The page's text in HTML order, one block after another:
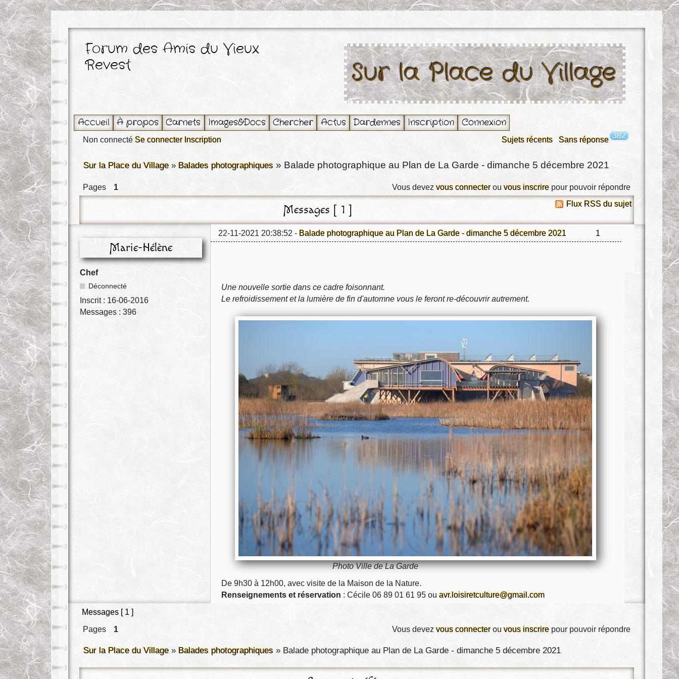
Sur la Place du Village
Forum des Amis du Vieux
Revest
Accueil À propos Carnets Images&Docs Chercher Actus Dardennes Inscription Connexion
Non connecté Se connecter Inscription Sujets récents Sans réponse 382
Sur la Place du Village » Balades photographiques » Balade photographique au Plan de La Garde - dimanche 5 décembre 2021
Pages 1 Vous devezvous connecter ouvous inscrire pour pouvoir répondre
Flux RSS du sujet
Messages [ 1 ]
1
Marie-Hélène
22-11-2021 20:38:52 - Balade photographique au Plan de La Garde - dimanche 5 décembre 2021
Chef
Déconnecté
Inscrit : 16-06-2016
Messages :396
Une nouvelle sortie dans ce cadre foisonnant.
Le refroidissement et la lumière de fin d'automne vous le feront re-découvrir autrement.
Photo Ville de La Garde
De 9h30 à 12h00, avec visite de la Maison de la Nature.
Renseignements et réservation : Cécile 06 89 01 61 95 ouavr.loisiretculture@gmail.com
Messages [ 1 ]
Pages
1 Vous devezvous connecter ouvous inscrire pour pouvoir répondre
Sur la Place du Village » Balades photographiques » Balade photographique au Plan de La Garde - dimanche 5 décembre 2021